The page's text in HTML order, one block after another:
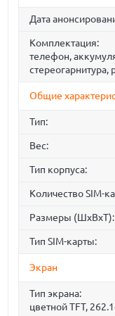
Дата
Комплектация:
телефон,
стереогарнитура,
Общие
Тип:
Вес:
Тип корпуса:
Количество SIM-
Размеры (ШxВxТ):
Тип SIM-карты:
Экран
Тип экрана:
цветной TFT,